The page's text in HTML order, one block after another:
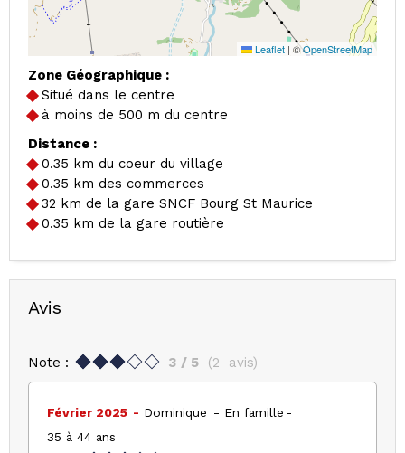
Leaflet |©OpenStreetMap
Zone Géographique :
Situé dans le centre
à moins de 500 m du centre
Distance :
0.35 km du coeur du village
0.35 km des commerces
32 km de la gare SNCF Bourg St Maurice
0.35 km de la gare routière
Avis
Note : 3 / 5 (2 avis)
Février 2025 Dominique
En famille
35 à 44 ans